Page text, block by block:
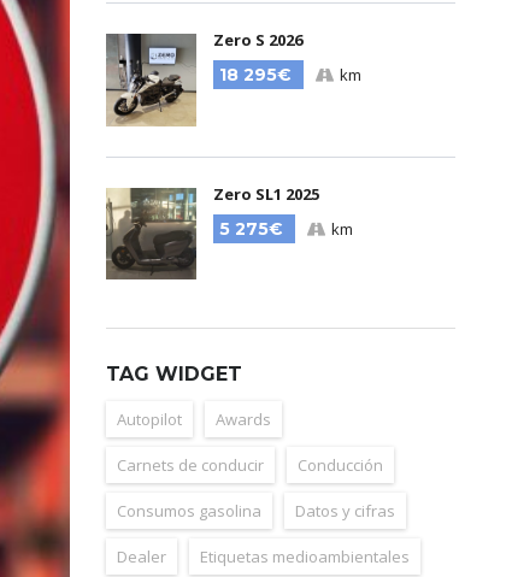
Zero S 2026
18 295€
km
Zero SL1 2025
5 275€
km
TAG WIDGET
Autopilot Awards
Carnets de conducir Conducción
Consumos gasolina Datos y cifras
Dealer Etiquetas medioambientales